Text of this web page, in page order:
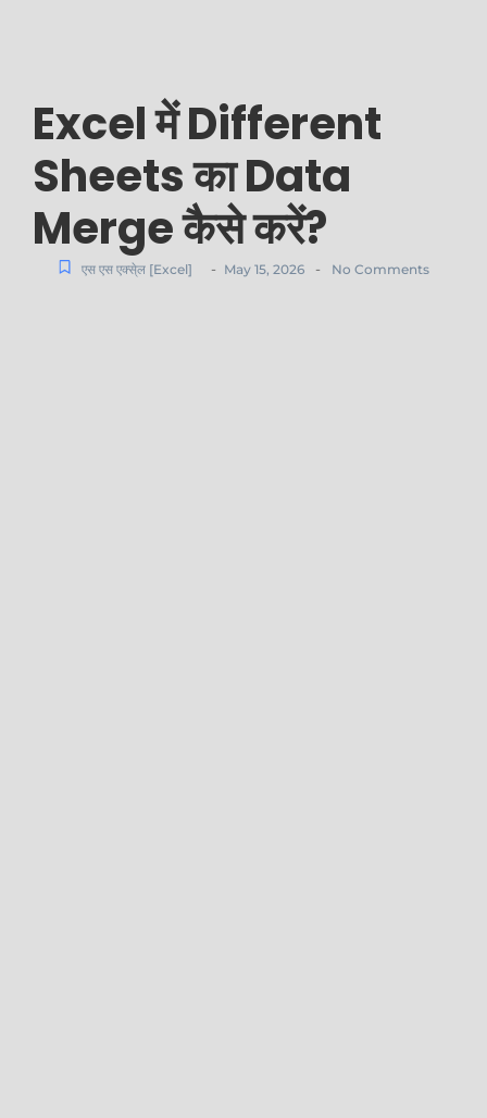
Excel में Different
Sheets का Data
Merge कैसे करें?
एस एस एक्से्ल [Excel] - May 15, 2026 - No Comments